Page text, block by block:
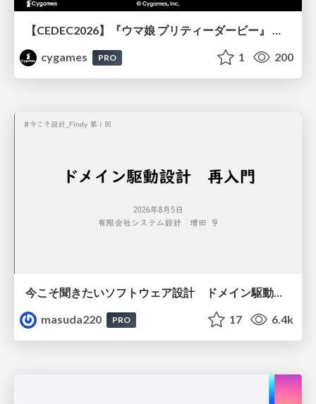
【CEDEC2026】『ウマ娘 プリティーダービー』 英語版のキャラクターの方言や口調をローカライズするための創造的アプローチ
cygames
PRO 1 200
今こそ聞きたいソフトウェア設計 ドメイン駆動設計再入門
masuda220
PRO 17 6.4k